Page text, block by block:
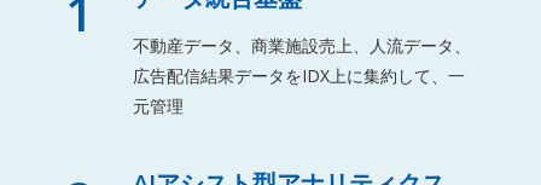
不動産データ、商業施設売上、人流データ、
広告配信結果データをIDX上に集約して、一
元管理